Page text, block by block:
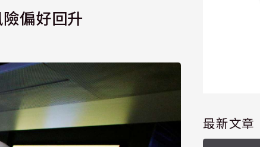
偏好回升
最新文章